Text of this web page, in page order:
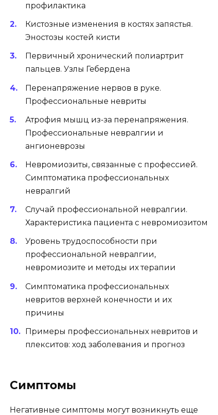
профилактика
Кистозные изменения в костях запястья.
Эностозы костей кисти
Первичный хронический полиартрит
пальцев. Узлы Гебердена
Перенапряжение нервов в руке.
Профессиональные невриты
Атрофия мышц из-за перенапряжения.
Профессиональные невралгии и
ангионеврозы
Невромиозиты, связанные с профессией.
Симптоматика профессиональных
невралгий
Случай профессиональной невралгии.
Характеристика пациента с невромиозитом
Уровень трудоспособности при
профессиональной невралгии,
невромиозите и методы их терапии
Симптоматика профессиональных
невритов верхней конечности и их
причины
Примеры профессиональных невритов и
плекситов: ход заболевания и прогноз
Симптомы
Негативные симптомы могут возникнуть еще